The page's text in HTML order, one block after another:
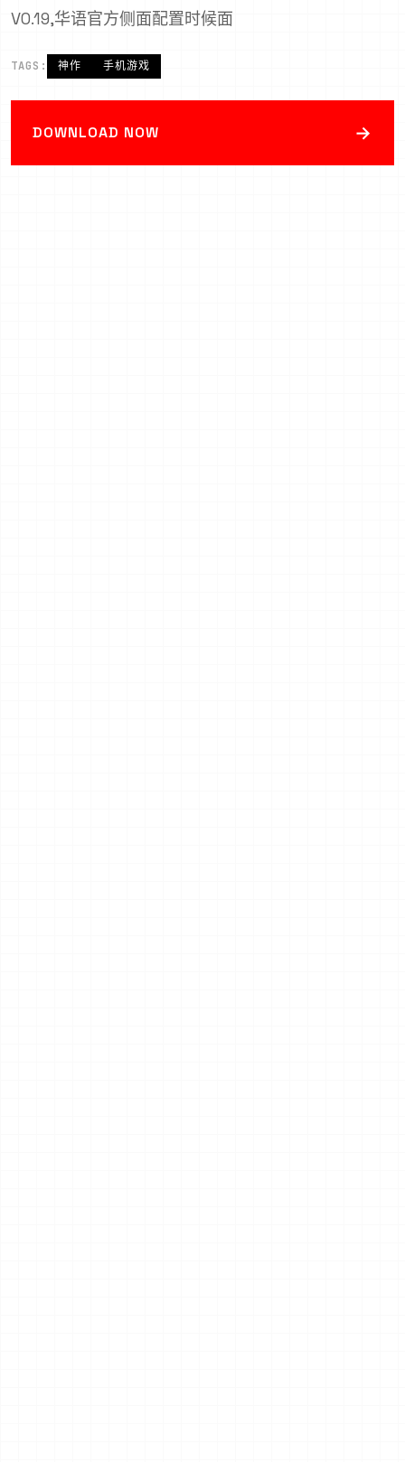
V0.19,华语官方侧面配置时候面
TAGS: 神作 手机游戏
DOWNLOAD NOW →